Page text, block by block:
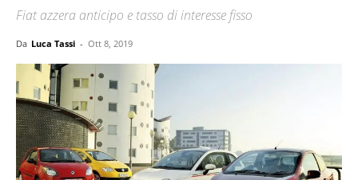
Fiat azzera anticipo e tasso di interesse fisso
Da Luca Tassi - Ott 8, 2019